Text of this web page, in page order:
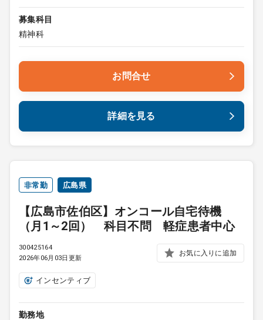
募集科目
精神科
お問合せ
詳細を見る
非常勤 広島県
【広島市佐伯区】オンコール自宅待機
（月1～2回） 科目不問 軽症患者中心
300425164
2026年06月03日更新
お気に入りに追加
インセンティブ
勤務地